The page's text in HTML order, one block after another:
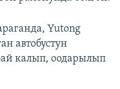
Yutong
автобустун
калып, оодарылып